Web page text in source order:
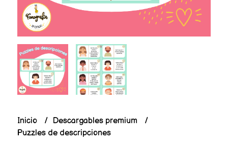
Inicio
Descargables premium
Puzzles de descripciones